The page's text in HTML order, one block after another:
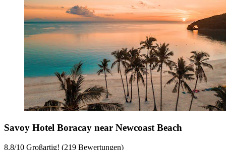
Savoy Hotel Boracay near Newcoast Beach
8,8/10 Großartig! (219 Bewertungen)